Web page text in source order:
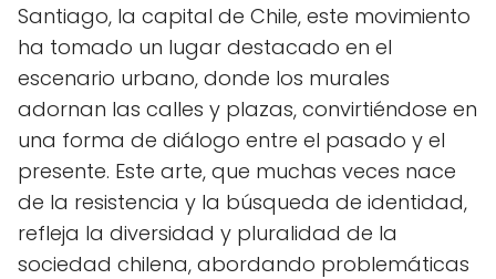
Santiago, la capital de Chile, este movimiento
ha tomado un lugar destacado en el
escenario urbano, donde los murales
adornan las calles y plazas, convirtiéndose en
una forma de diálogo entre el pasado y el
presente. Este arte, que muchas veces nace
de la resistencia y la búsqueda de identidad,
refleja la diversidad y pluralidad de la
sociedad chilena, abordando problemáticas